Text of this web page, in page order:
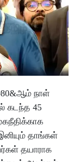
நாள்
கடந்த 45
தாங்கள்
தயாராக